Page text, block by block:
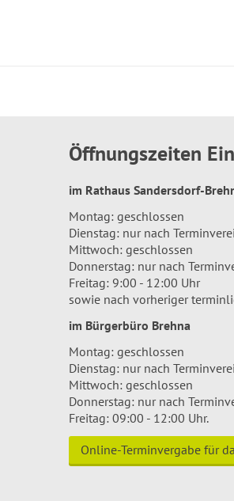
Öffnungszeiten
im Rathaus Sandersdorf-
Montag: geschlossen
Dienstag: nur nach
Mittwoch: geschlossen
Donnerstag: nur nach
Freitag: 9:00 - 12:00 Uhr
sowie nach vorheriger
im Bürgerbüro Brehna
Montag: geschlossen
Dienstag: nur nach
Mittwoch: geschlossen
Donnerstag: nur nach
Freitag: 09:00 - 12:00 Uhr.
Online-Terminvergabe für